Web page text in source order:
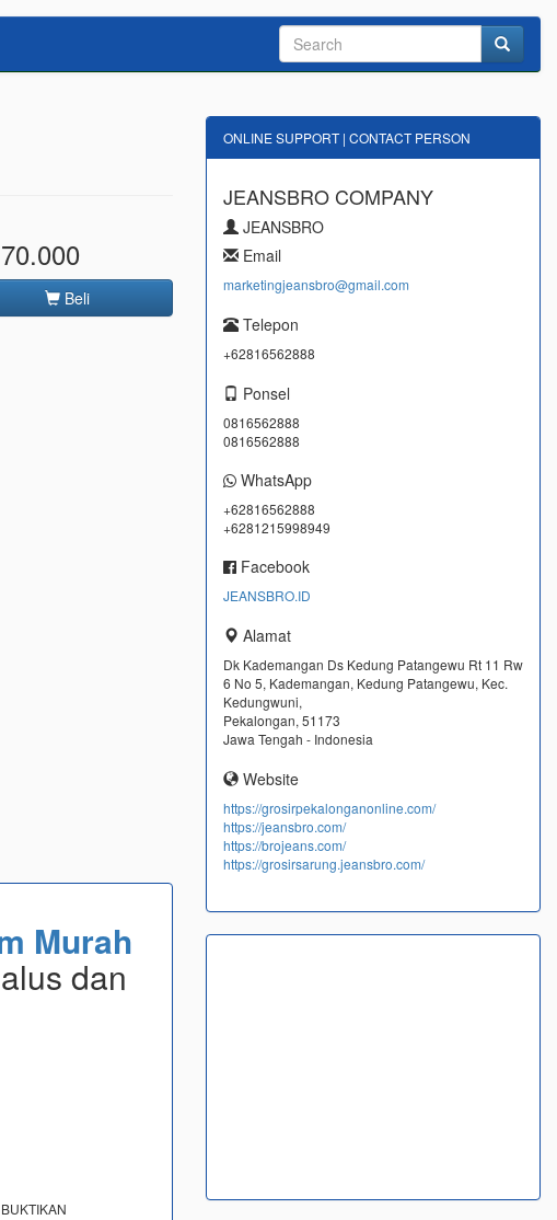
Beli
Murah
dan
ONLINE SUPPORT | CONTACT PERSON
JEANSBRO COMPANY
JEANSBRO
Email
marketingjeansbro@gmail.com
Telepon
+62816562888
Ponsel
0816562888
0816562888
WhatsApp
+62816562888
+6281215998949
Facebook
JEANSBRO.ID
Alamat
Dk Kademangan Ds Kedung Patangewu Rt 11 Rw
6 No 5, Kademangan, Kedung Patangewu, Kec.
Kedungwuni,
Pekalongan, 51173
Jawa Tengah - Indonesia
Website
https://grosirpekalonganonline.com/
https://jeansbro.com/
https://brojeans.com/
https://grosirsarung.jeansbro.com/